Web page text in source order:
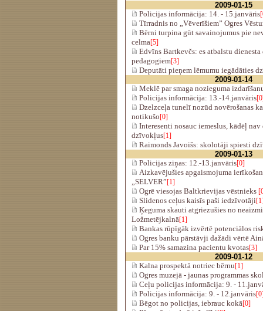
2009-01-15
Policijas informācija: 14. - 15.janvāris
Tīrradnis no „Vēverīšiem” Ogres
Bērni turpina gūt savainojumus pie
celma[5]
Edvīns Bartkevčs: es atbalstu
pedagogiem[3]
Deputāti pieņem lēmumu iegādāties
2009-01-14
Meklē par smaga nozieguma
Policijas informācija: 13.-14.janvāris
Dzelzceļa tunelī nozūd novērošanas
notikušo[0]
Interesenti nosauc iemeslus, kādēļ
dzīvokļus[1]
Raimonds Javoišs: skolotāji spiesti
2009-01-13
Policijas ziņas: 12.-13.janvāris[0]
Aizkavējušies apgaismojuma
„SELVER”[1]
Ogrē viesojas Baltkrievijas vēstnieks
Slidenos ceļus kaisīs paši iedzīvotāji
Ķeguma skauti atgriezušies no
Ložmetējkalnā[1]
Bankas rūpīgāk izvērtē potenciālos
Ogres banku pārstāvji dažādi vērtē
Par 15% samazina pacientu kvotas[3]
2009-01-12
Kalna prospektā notriec bērnu[1]
Ogres muzejā - jaunas programmas
Ceļu policijas informācija: 9. -
Policijas informācija: 9. - 12.janvāris
Bēgot no policijas, iebrauc kokā[0]